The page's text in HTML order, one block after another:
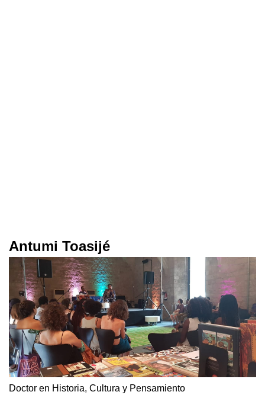
Antumi Toasijé
Doctor en Historia, Cultura y Pensamiento